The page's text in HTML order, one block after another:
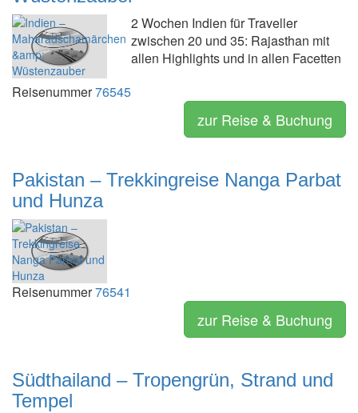
2 Wochen Indien für Traveller
zwischen 20 und 35: Rajasthan mit
allen Highlights und in allen Facetten
Reisenummer76545
zur Reise & Buchung
Pakistan – Trekkingreise Nanga Parbat
und Hunza
Reisenummer76541
zur Reise & Buchung
Südthailand – Tropengrün, Strand und
Tempel